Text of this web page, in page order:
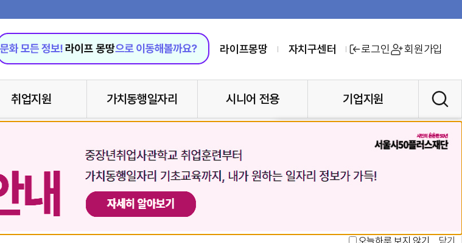
라이프몽땅 자치구센터 로그인 회원가입
취업지원 가치동행일자리 시니어 전용 기업지원
오늘하루 보지 않기 닫기